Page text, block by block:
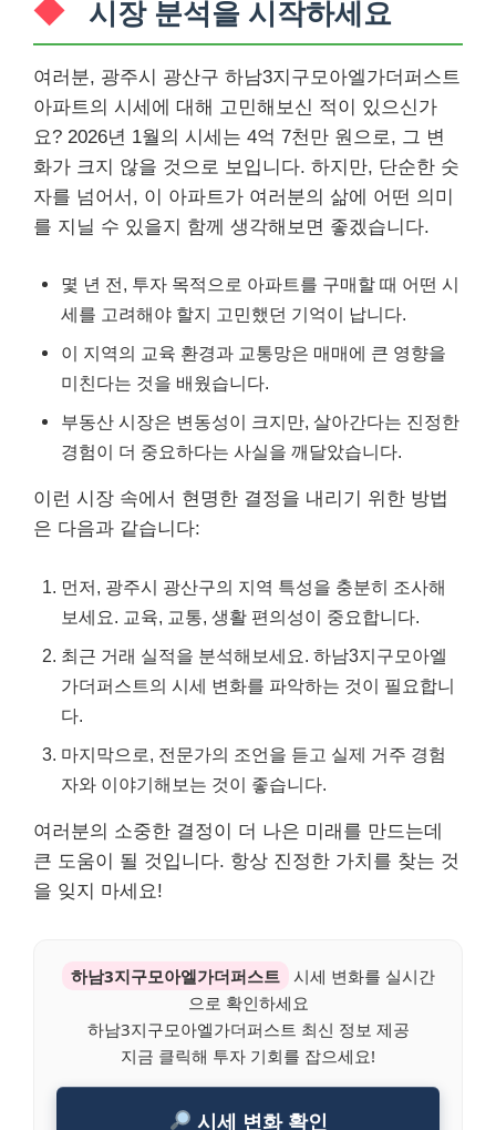
시장 분석을 시작하세요
여러분, 광주시 광산구 하남3지구모아엘가더퍼스트
아파트의 시세에 대해 고민해보신 적이 있으신가
요? 2026년 1월의 시세는 4억 7천만 원으로, 그 변
화가 크지 않을 것으로 보입니다. 하지만, 단순한 숫
자를 넘어서, 이 아파트가 여러분의 삶에 어떤 의미
를 지닐 수 있을지 함께 생각해보면 좋겠습니다.
몇 년 전, 투자 목적으로 아파트를 구매할 때 어떤 시
세를 고려해야 할지 고민했던 기억이 납니다.
이 지역의 교육 환경과 교통망은 매매에 큰 영향을
미친다는 것을 배웠습니다.
부동산 시장은 변동성이 크지만, 살아간다는 진정한
경험이 더 중요하다는 사실을 깨달았습니다.
이런 시장 속에서 현명한 결정을 내리기 위한 방법
은 다음과 같습니다:
먼저, 광주시 광산구의 지역 특성을 충분히 조사해
보세요. 교육, 교통, 생활 편의성이 중요합니다.
최근 거래 실적을 분석해보세요. 하남3지구모아엘
가더퍼스트의 시세 변화를 파악하는 것이 필요합니
다.
마지막으로, 전문가의 조언을 듣고 실제 거주 경험
자와 이야기해보는 것이 좋습니다.
여러분의 소중한 결정이 더 나은 미래를 만드는데
큰 도움이 될 것입니다. 항상 진정한 가치를 찾는 것
을 잊지 마세요!
하남3지구모아엘가더퍼스트
시세 변화를 실시간
으로 확인하세요
하남3지구모아엘가더퍼스트 최신 정보 제공
지금 클릭해 투자 기회를 잡으세요!
시세 변화 확인